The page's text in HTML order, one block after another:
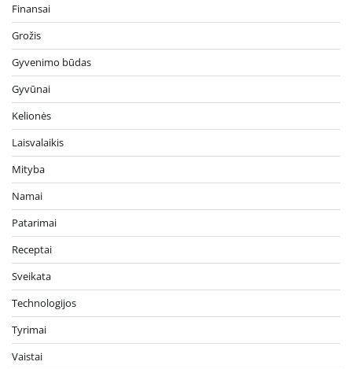
Finansai
Grožis
Gyvenimo būdas
Gyvūnai
Kelionės
Laisvalaikis
Mityba
Namai
Patarimai
Receptai
Sveikata
Technologijos
Tyrimai
Vaistai